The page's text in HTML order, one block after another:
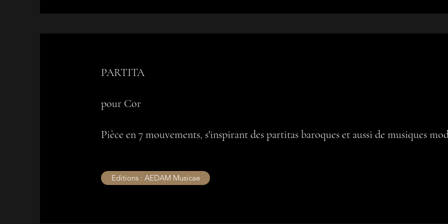
PARTITA
pour Cor
Pièce en 7 mouvements, s'inspirant des partitas baroques et aussi de musiques
Editions : AEDAM Musicae